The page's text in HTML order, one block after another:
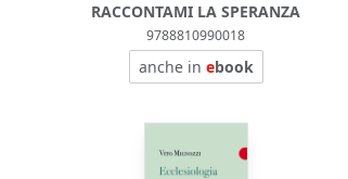
RACCONTAMI LA SPERANZA
9788810990018
anche in ebook